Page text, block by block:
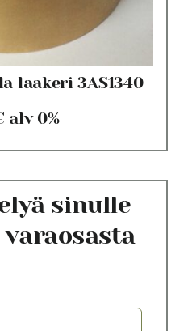
laakeri 3AS1340
alv 0%
sinulle